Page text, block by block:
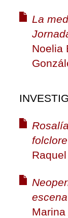
La
Noelia
Marina